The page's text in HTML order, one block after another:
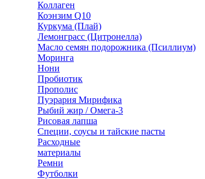
Коллаген
Коэнзим Q10
Куркума (Плай)
Лемонграсс (Цитронелла)
Масло семян подорожника (Псиллиум)
Моринга
Нони
Пробиотик
Прополис
Пуэрария Мирифика
Рыбий жир / Омега-3
Рисовая лапша
Специи, соусы и тайские пасты
Расходные
материалы
Ремни
Футболки